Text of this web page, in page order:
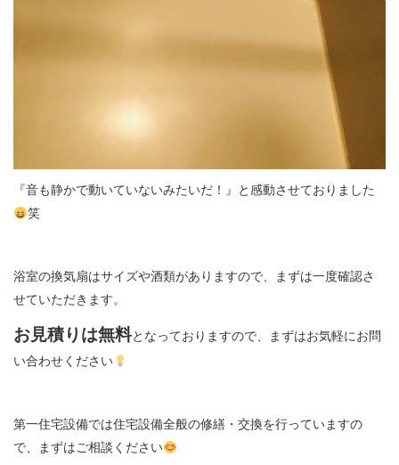
『音も静かで動いていないみたいだ！』と感動させておりました
笑
浴室の換気扇はサイズや酒類がありますので、まずは一度確認さ
せていただきます。
お見積りは無料となっておりますので、まずはお気軽にお問
い合わせください
第一住宅設備では住宅設備全般の修繕・交換を行っていますの
で、まずはご相談ください